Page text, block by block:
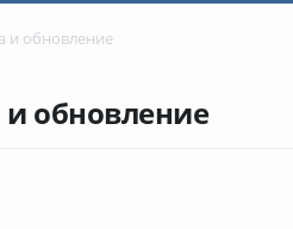
и обновление
и обновление